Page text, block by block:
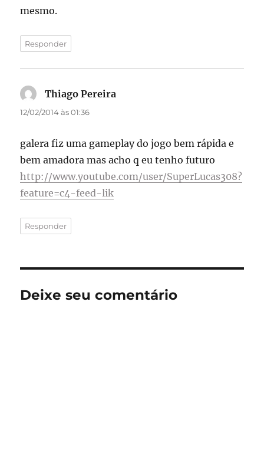
mesmo.
Responder
Thiago Pereira
12/02/2014 às 01:36
galera fiz uma gameplay do jogo bem rápida e
bem amadora mas acho q eu tenho futuro
http://www.youtube.com/user/SuperLucas308?
feature=c4-feed-lik
Responder
Deixe seu comentário